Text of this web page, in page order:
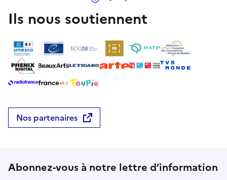
Ils nous soutiennent
Nos partenaires
Abonnez-vous à notre lettre d’information